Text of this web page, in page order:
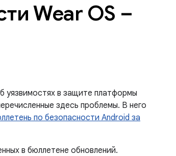
Wear OS –
уязвимостях в защите платформы
здесь проблемы. В него
по безопасности Android за
в бюллетене обновлений.